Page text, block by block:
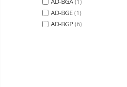
Monitoare pc
AD-BGE(1)
AD-BGP (6)